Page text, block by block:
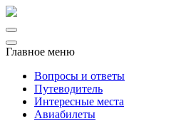
Главное меню
Вопросы и ответы
Путеводитель
Интересные места
Авиабилеты